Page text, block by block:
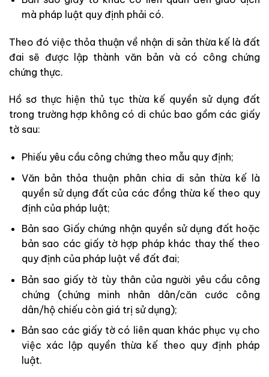
mà pháp luật quy định phải có.
Theo đó việc thỏa thuận về nhận di sản thừa kế là đất
đai sẽ được lập thành văn bản và có công chứng
chứng thực.
Hồ sơ thực hiện thủ tục thừa kế quyền sử dụng đất
trong trường hợp không có di chúc bao gồm các giấy
tờ sau:
Phiếu yêu cầu công chứng theo mẫu quy định;
Văn bản thỏa thuận phân chia di sản thừa kế là
quyền sử dụng đất của các đồng thừa kế theo quy
định của pháp luật;
Bản sao Giấy chứng nhận quyền sử dụng đất hoặc
bản sao các giấy tờ hợp pháp khác thay thế theo
quy định của pháp luật về đất đai;
Bản sao giấy tờ tùy thân của người yêu cầu công
chứng (chứng minh nhân dân/căn cước công
dân/hộ chiếu còn giá trị sử dụng);
Bản sao các giấy tờ có liên quan khác phục vụ cho
việc xác lập quyền thừa kế theo quy định pháp
luật.